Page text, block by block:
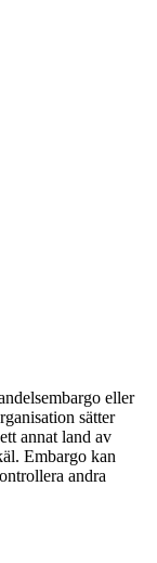
eller
sätter
annat land av
Embargo kan
andra